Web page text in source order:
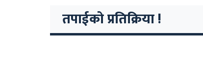
तपाईको प्रतिक्रिया !